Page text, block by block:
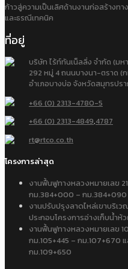
ก้าวสู่ความเป็นเลิศด้านงานก่อสร้างทา
และธรณีเทคนิค
ที่อยู่
บริษัท ไร้ท์ทันเน็ลลิ่ง จำกัด (มห
292 หมู่ 4 ถนนบางนา-ตราด (
อำเภอบางบ่อ จังหวัดสมุทรปร
+66 (0) 2313-4780-5
+66 (0) 2313-4849,4787
rt@rtco.co.th
โครงการล่าสุด
งานฟื้นฟูทางหลวงหมายเลข
กม.384+000 – กม.384+090
งานปรับปรุงลาดไหล่เขาบริเ
ประกอบโครงการอ่างเก็บน้ำห้
งานฟื้นฟูทางหลวงหมายเลข
กม.105+445 – กม.107+670
กม.109+650